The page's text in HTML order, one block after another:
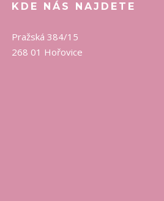
KDE NÁS NAJDETE
Pražská 384/15
268 01 Hořovice